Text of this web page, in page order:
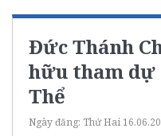
Đức Thánh
hữu tham
Thể
Ngày đăng: Thứ Hai